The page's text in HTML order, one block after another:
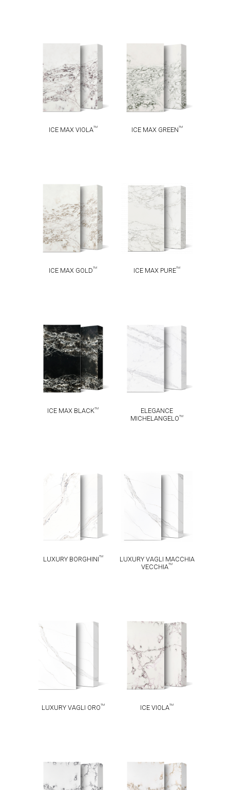
ICE MAX VIOLATM ICE MAX GREENTM
GOLD
ICE MAX GOLD TM
ICE MAX
PURE
ICE MAX PURETM
ICE MAX
BLACKTM
ICE MAX BLACKTM
ELEGANCE
MICHELANGELO
TM
ELEGANCE
MICHELANGELOTM
LUXURY
BORGHINI
LUXURY BORGHINITM
LUXURY VAGLI
MACCHIA
LUXURY VAGLI MACCHIA
VECCHIATM
LUXURY VAGLI OROTM
ICE VIOLATM
ICE VIOLATM
ICE INK TM ICE GOLD TM